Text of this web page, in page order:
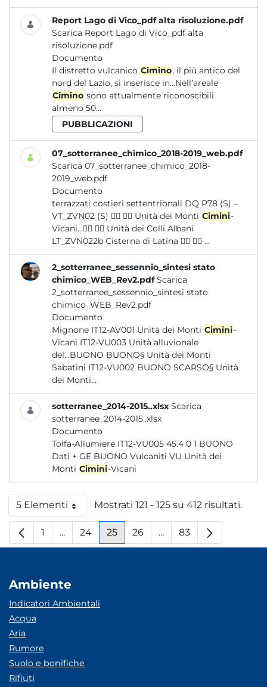
Report Lago di Vico_pdf alta risoluzione.pdf
Scarica Report Lago di Vico_pdf alta
risoluzione.pdf
Documento
Il distretto vulcanico Cimino, il più antico del
nord del Lazio, si inserisce in...Nell’areale
Cimino sono attualmente riconoscibili
almeno 50...
PUBBLICAZIONI
07_sotterranee_chimico_2018-2019_web.pdf
Scarica 07_sotterranee_chimico_2018-
2019_web.pdf
Documento
terrazzati costieri settentrionali DQ P78 (S) –
VT_ZVN02 (S)   Unità dei Monti Cimini-
Vicani...  Unità dei Colli Albani
LT_ZVN022b Cisterna di Latina   ...
2_sotterranee_sessennio_sintesi stato
chimico_WEB_Rev2.pdf Scarica
2_sotterranee_sessennio_sintesi stato
chimico_WEB_Rev2.pdf
Documento
Mignone IT12-AV001 Unità dei Monti Cimini-
Vicani IT12-VU003 Unità alluvionale
del...BUONO BUONO§ Unità dei Monti
Sabatini IT12-VU002 BUONO SCARSO§ Unità
dei Monti...
sotterranee_2014-2015..xlsx Scarica
sotterranee_2014-2015..xlsx
Documento
Tolfa-Allumiere IT12-VU005 45.4 0 1 BUONO
Dati + GE BUONO Vulcaniti VU Unità dei
Monti Cimini-Vicani
5 ElementiPer paginaMostrati 121 - 125 su 412 risultati.
Pagina
1 ...Pagine intermedie
Pagina
24 Pagina
25 Pagina
26 ...Pagine intermedie
Pagina
83
Ambiente
Indicatori Ambientali
Acqua
Aria
Rumore
Suolo e bonifiche
Rifiuti